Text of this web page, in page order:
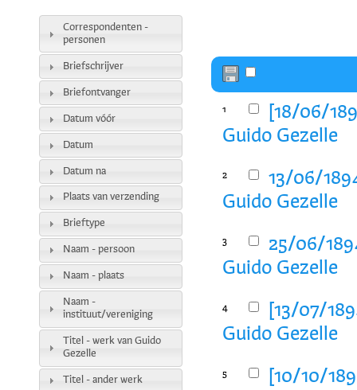
1
[18/06/
Guido Gezelle
2
13/06/
Guido Gezelle
3
25/06/
Guido Gezelle
4
[13/07/
Guido Gezelle
5
[10/10/
Correspondenten -
personen
Briefschrijver
Briefontvanger
Datum vóór
Datum
Datum na
Plaats van verzending
Brieftype
Naam - persoon
Naam - plaats
Naam -
instituut/vereniging
Titel - werk van Guido
Gezelle
Titel - ander werk